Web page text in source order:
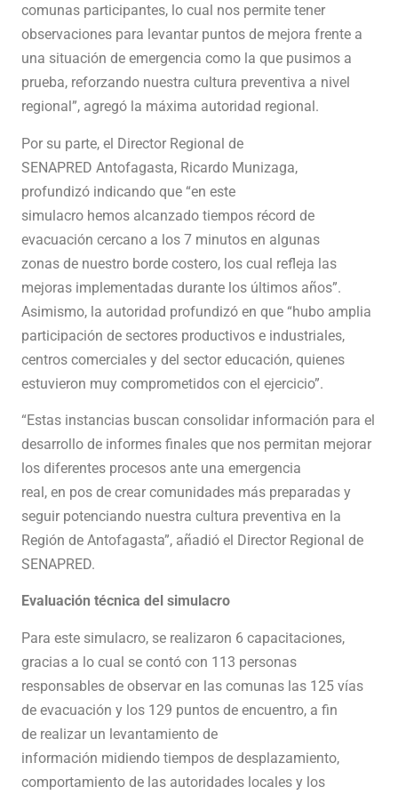
comunas participantes, lo cual nos permite tener
observaciones para levantar puntos de mejora frente a
una situación de emergencia como la que pusimos a
prueba, reforzando nuestra cultura preventiva a nivel
regional”, agregó la máxima autoridad regional.
Por su parte, el Director Regional de
SENAPRED Antofagasta, Ricardo Munizaga,
profundizó indicando que “en este
simulacro hemos alcanzado tiempos récord de
evacuación cercano a los 7 minutos en algunas
zonas de nuestro borde costero, los cual refleja las
mejoras implementadas durante los últimos años”.
Asimismo, la autoridad profundizó en que “hubo amplia
participación de sectores productivos e industriales,
centros comerciales y del sector educación, quienes
estuvieron muy comprometidos con el ejercicio”.
“Estas instancias buscan consolidar información para el
desarrollo de informes finales que nos permitan mejorar
los diferentes procesos ante una emergencia
real, en pos de crear comunidades más preparadas y
seguir potenciando nuestra cultura preventiva en la
Región de Antofagasta”, añadió el Director Regional de
SENAPRED.
Evaluación técnica del simulacro
Para este simulacro, se realizaron 6 capacitaciones,
gracias a lo cual se contó con 113 personas
responsables de observar en las comunas las 125 vías
de evacuación y los 129 puntos de encuentro, a fin
de realizar un levantamiento de
información midiendo tiempos de desplazamiento,
comportamiento de las autoridades locales y los